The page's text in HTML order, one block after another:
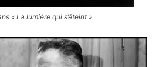
« La lumière qui s’éteint »